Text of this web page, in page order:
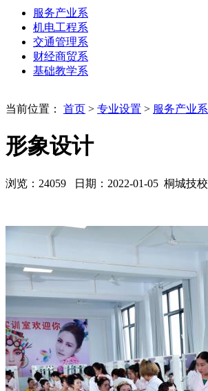
服务产业系
机电工程系
交通管理系
财经商贸系
基础教学系
当前位置： 首页 > 专业设置 > 服务产业系
形象设计
浏览： 24059 日期：2022-01-05 桐城技校